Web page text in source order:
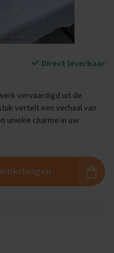
Direct leverbaar
vervaardigd uit de
vertelt een verhaal van
unieke charme in uw